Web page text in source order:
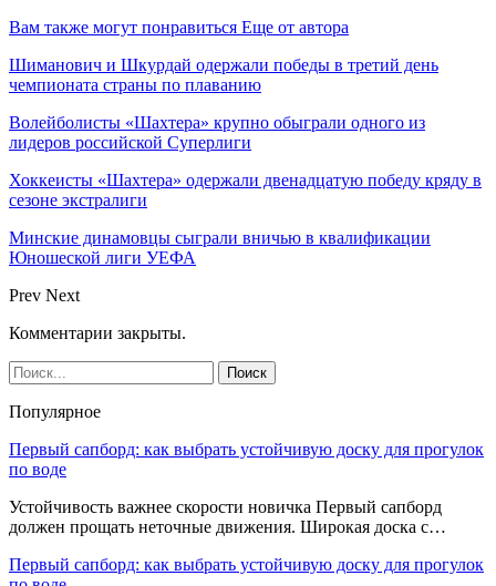
Вам также могут понравиться Еще от автора
Шиманович и Шкурдай одержали победы в третий день
чемпионата страны по плаванию
Волейболисты «Шахтера» крупно обыграли одного из
лидеров российской Суперлиги
Хоккеисты «Шахтера» одержали двенадцатую победу кряду в
сезоне экстралиги
Минские динамовцы сыграли вничью в квалификации
Юношеской лиги УЕФА
Prev Next
Комментарии закрыты.
Популярное
Первый сапборд: как выбрать устойчивую доску для прогулок
по воде
Устойчивость важнее скорости новичка Первый сапборд
должен прощать неточные движения. Широкая доска с…
Первый сапборд: как выбрать устойчивую доску для прогулок